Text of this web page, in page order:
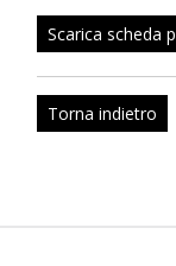
Scarica scheda
Torna indietro